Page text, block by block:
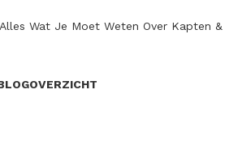
Alles Wat Je Moet Weten Over Kapten &